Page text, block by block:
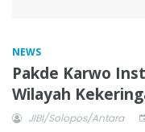
NEWS
Pakde Karwo
Wilayah
JIBI/Solopos/Antara